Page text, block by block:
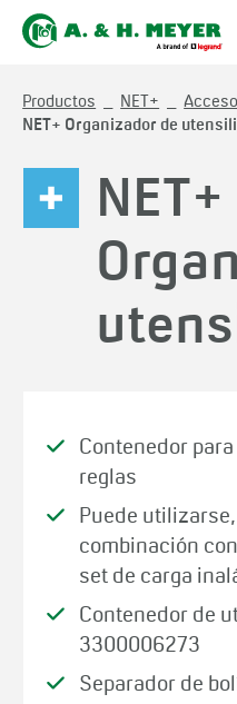
Productos NET+
NET+ Organizador de
NET+
Contenedor
reglas
Puede
combinación con
set de carga
Contenedor de
3300006273
Separador de